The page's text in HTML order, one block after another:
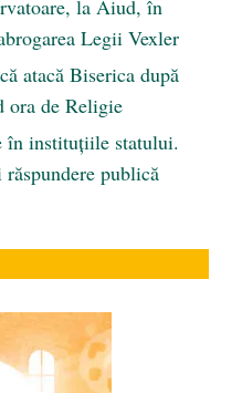
la Aiud, în
Legii Vexler
atacă Biserica după
ora de Religie
în instituțiile statului.
publică